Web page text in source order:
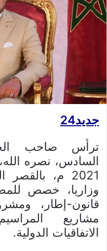
جديد24
ترأس صاحب
2021 م،
وزاريا، خصص
قانون-إطار،
مشاريع
الاتفاقيات الدولية.